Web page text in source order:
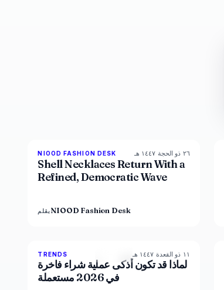
LIVE BRIEF
NIOOD FASHION DESK ٢٦ ذو الحجة ١٤٤٧ هـ
Shell Necklaces Return With a
Refined, Democratic Wave
بقلمNIOOD Fashion Desk
89% 77
TRENDS ١١ ذو القعدة ١٤٤٧ هـ
لماذا قد تكون أذكى عملية شراء فاخرة
في 2026 مستعملة